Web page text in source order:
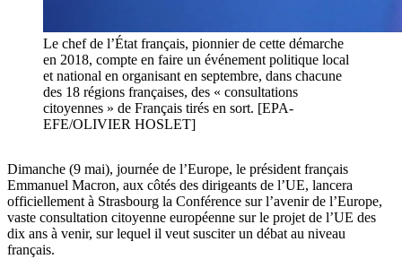
Le chef de l’État français, pionnier de cette démarche
en 2018, compte en faire un événement politique local
et national en organisant en septembre, dans chacune
des 18 régions françaises, des « consultations
citoyennes » de Français tirés en sort. [EPA-
EFE/OLIVIER HOSLET]
Dimanche (9 mai), journée de l’Europe, le président français
Emmanuel Macron, aux côtés des dirigeants de l’UE, lancera
officiellement à Strasbourg la Conférence sur l’avenir de l’Europe,
vaste consultation citoyenne européenne sur le projet de l’UE des
dix ans à venir, sur lequel il veut susciter un débat au niveau
français.